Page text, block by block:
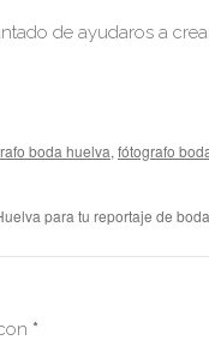
de ayudaros a
boda huelva, fótografo
para tu reportaje de boda
*